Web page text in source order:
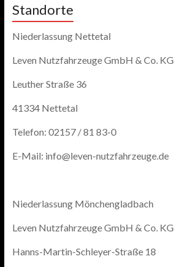
Standorte
Niederlassung Nettetal
Leven Nutzfahrzeuge GmbH & Co. KG
Leuther Straße 36
41334 Nettetal
Telefon: 02157 / 81 83-0
E-Mail: info@leven-nutzfahrzeuge.de
Niederlassung Mönchengladbach
Leven Nutzfahrzeuge GmbH & Co. KG
Hanns-Martin-Schleyer-Straße 18